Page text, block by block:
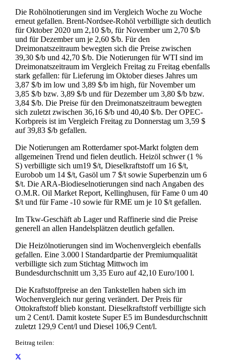
Die Rohölnotierungen sind im Vergleich Woche zu Woche
erneut gefallen. Brent-Nordsee-Rohöl verbilligte sich deutlich
für Oktober 2020 um 2,10 $/b, für November um 2,70 $/b
und für Dezember um je 2,60 $/b. Für den
Dreimonatszeitraum bewegten sich die Preise zwischen
39,30 $/b und 42,70 $/b. Die Notierungen für WTI sind im
Dreimonatszeitraum im Vergleich Freitag zu Freitag ebenfalls
stark gefallen: für Lieferung im Oktober dieses Jahres um
3,87 $/b im low und 3,89 $/b im high, für November um
3,85 $/b bzw. 3,89 $/b und für Dezember um 3,80 $/b bzw.
3,84 $/b. Die Preise für den Dreimonatszeitraum bewegten
sich zuletzt zwischen 36,16 $/b und 40,40 $/b. Der OPEC-
Korbpreis ist im Vergleich Freitag zu Donnerstag um 3,59 $
auf 39,83 $/b gefallen.
Die Notierungen am Rotterdamer spot-Markt folgten dem
allgemeinen Trend und fielen deutlich. Heizöl schwer (1 %
S) verbilligte sich um19 $/t, Dieselkraftstoff um 16 $/t,
Eurobob um 14 $/t, Gasöl um 7 $/t sowie Superbenzin um 6
$/t. Die ARA-Biodieselnotierungen sind nach Angaben des
O.M.R. Oil Market Report, Kellinghusen, für Fame 0 um 40
$/t und für Fame -10 sowie für RME um je 10 $/t gefallen.
Im Tkw-Geschäft ab Lager und Raffinerie sind die Preise
generell an allen Handelsplätzen deutlich gefallen.
Die Heizölnotierungen sind im Wochenvergleich ebenfalls
gefallen. Eine 3.000 l Standardpartie der Premiumqualität
verbilligte sich zum Stichtag Mittwoch im
Bundesdurchschnitt um 3,35 Euro auf 42,10 Euro/100 l.
Die Kraftstoffpreise an den Tankstellen haben sich im
Wochenvergleich nur gering verändert. Der Preis für
Ottokraftstoff blieb konstant. Dieselkraftstoff verbilligte sich
um 2 Cent/l. Damit kostete Super E5 im Bundesdurchschnitt
zuletzt 129,9 Cent/l und Diesel 106,9 Cent/l.
Beitrag teilen: